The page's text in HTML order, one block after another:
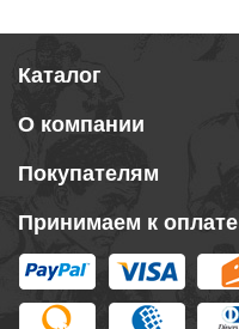
Каталог
О компании
Покупателям
Принимаем к оплате